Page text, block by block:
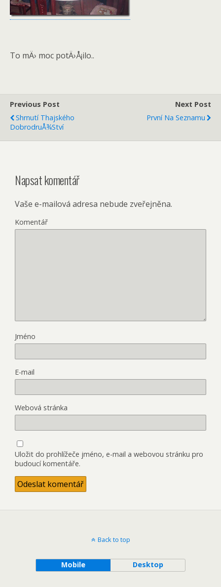
To mÄ› moc potÄ›Å¡ilo..
Previous Post
Shrnutí Thajského
DobrodruÅ¾ství
Next Post
První Na Seznamu
Napsat komentář
Vaše e-mailová adresa nebude zveřejněna.
Komentář
Jméno
E-mail
Webová stránka
Uložit do prohlížeče jméno, e-mail a webovou stránku pro
budoucí komentáře.
Back to top
Mobile Desktop